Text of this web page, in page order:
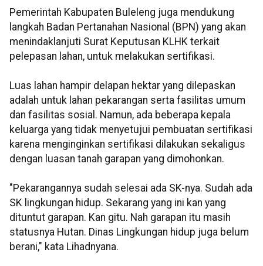
Pemerintah Kabupaten Buleleng juga mendukung
langkah Badan Pertanahan Nasional (BPN) yang akan
menindaklanjuti Surat Keputusan KLHK terkait
pelepasan lahan, untuk melakukan sertifikasi.
Luas lahan hampir delapan hektar yang dilepaskan
adalah untuk lahan pekarangan serta fasilitas umum
dan fasilitas sosial. Namun, ada beberapa kepala
keluarga yang tidak menyetujui pembuatan sertifikasi
karena menginginkan sertifikasi dilakukan sekaligus
dengan luasan tanah garapan yang dimohonkan.
"Pekarangannya sudah selesai ada SK-nya. Sudah ada
SK lingkungan hidup. Sekarang yang ini kan yang
dituntut garapan. Kan gitu. Nah garapan itu masih
statusnya Hutan. Dinas Lingkungan hidup juga belum
berani," kata Lihadnyana.